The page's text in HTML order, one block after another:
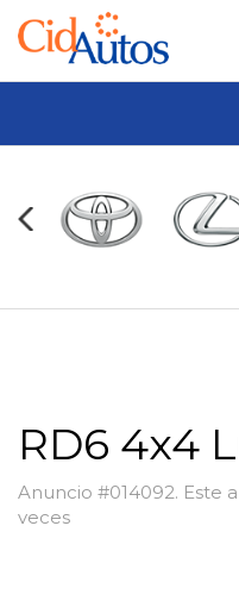
RD6 4x4
Anuncio #014092. Este
veces